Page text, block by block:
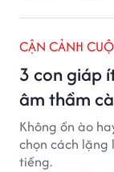
CẬN CẢNH
3 con giáp
âm thầm
Không ồn ào
chọn cách lặng
tiếng.